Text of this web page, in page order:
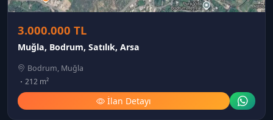
3.000.000 TL
Muğla, Bodrum, Satılık, Arsa
Bodrum, Muğla
212 m²
İlan Detayı